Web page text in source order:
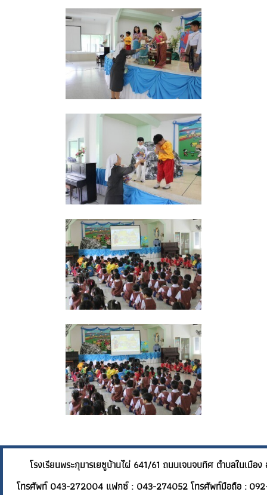
โรงเรียนพระกุมารเยซูบ้านไผ่ 641/61 ถนนเจนจบทิ
โทรศัพท์ 043-272004 แฟกซ์ : 043-274052 โทรศัพท์มือถือ :